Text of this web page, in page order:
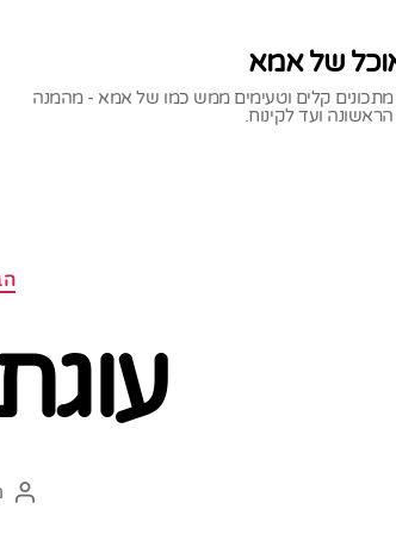
של אמא
מתכונים קלים וטעימים ממש כמו של אמא - מהמנה
הראשונה ועד לקינוח.